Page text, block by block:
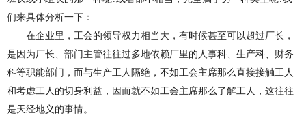
们来具体分析一下：
在企业里，工会的领导权力相当大，有时候甚至可以超过厂长，
是因为厂长、部门主管往往过多地依赖厂里的人事科、生产科、财务
科等职能部门，而与生产工人隔绝，不如工会主席那么直接接触工人
和考虑工人的切身利益，因而就不如工会主席那么了解工人，这往往
是天经地义的事情。